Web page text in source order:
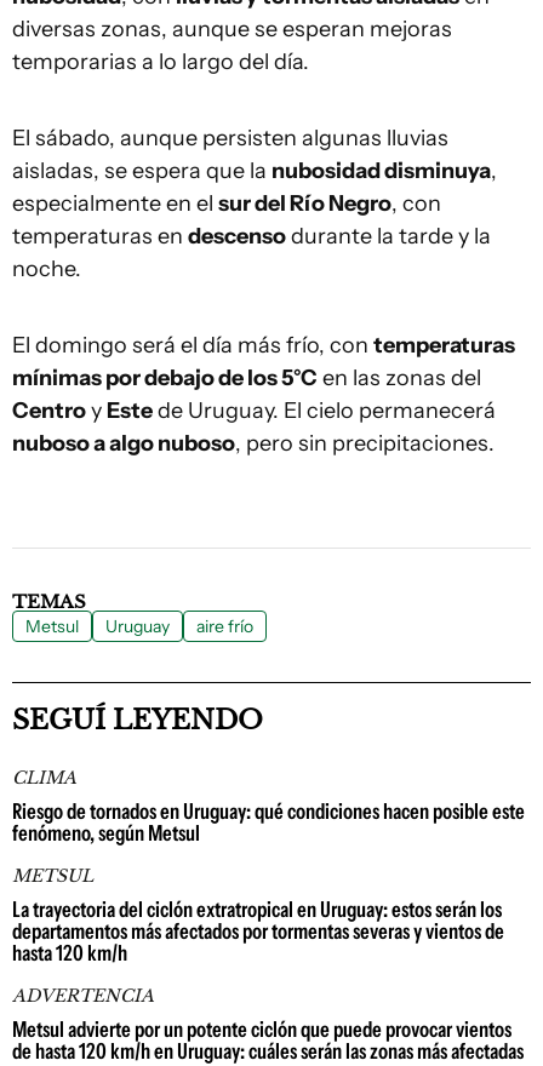
diversas zonas, aunque se esperan mejoras
temporarias a lo largo del día.
El sábado, aunque persisten algunas lluvias
aisladas, se espera que la nubosidad disminuya,
especialmente en el sur del Río Negro, con
temperaturas en descensodurante la tarde y la
noche.
El domingo será el día más frío, con temperaturas
mínimas por debajo de los 5°C en las zonas del
Centroy Estede Uruguay. El cielo permanecerá
nuboso a algo nuboso, pero sin precipitaciones.
TEMAS
Metsul Uruguay aire frío
SEGUÍ LEYENDO
CLIMA
Riesgo de tornados en Uruguay: qué condiciones hacen posible este
fenómeno, según Metsul
METSUL
La trayectoria del ciclón extratropical en Uruguay: estos serán los
departamentos más afectados por tormentas severas y vientos de
hasta 120 km/h
ADVERTENCIA
Metsul advierte por un potente ciclón que puede provocar vientos
de hasta 120 km/h en Uruguay: cuáles serán las zonas más afectadas